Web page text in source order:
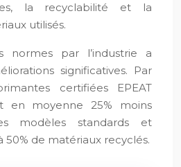
la recyclabilité et la
utilisés.
normes par l’industrie a
significatives. Par
certifiées EPEAT
en moyenne 25% moins
modèles standards et
50% de matériaux recyclés.